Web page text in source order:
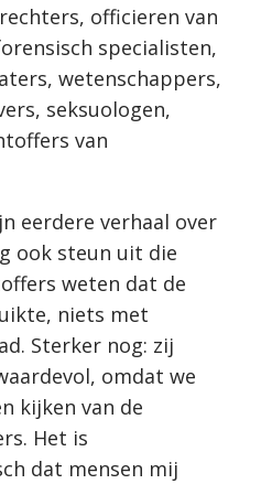
officieren van
specialisten,
wetenschappers,
seksuologen,
van
eerdere verhaal over
ook steun uit die
weten dat de
niets met
Sterker nog: zij
omdat we
kijken van de
Het is
dat mensen mij